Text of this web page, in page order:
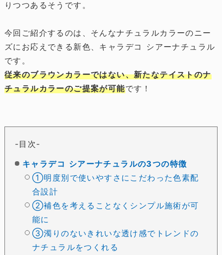
りつつあるそうです。
今回ご紹介するのは、そんなナチュラルカラーのニー
ズにお応えできる新色、キャラデコ シアーナチュラル
です。
従来のブラウンカラーではない、新たなテイストのナ
チュラルカラーのご提案が可能です！
目次
キャラデコ シアーナチュラルの3つの特徴
①明度別で使いやすさにこだわった色素配
合設計
②補色を考えることなくシンプル施術が可
能に
③濁りのないきれいな透け感でトレンドの
ナチュラルをつくれる